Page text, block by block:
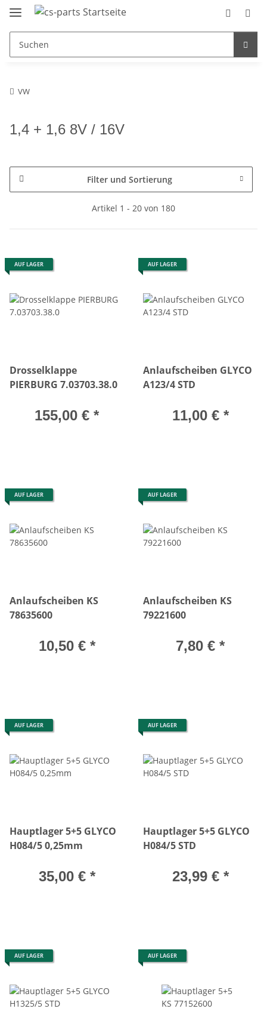
VW
1,4 + 1,6 8V / 16V
Filter und Sortierung
Artikel 1 - 20 von 180
AUF LAGER
Drosselklappe
PIERBURG 7.03703.38.0
155,00 € *
AUF LAGER
Anlaufscheiben GLYCO
A123/4 STD
11,00 € *
AUF LAGER
Anlaufscheiben KS
78635600
10,50 € *
AUF LAGER
Anlaufscheiben KS
79221600
7,80 € *
AUF LAGER
Hauptlager 5+5 GLYCO
H084/5 0,25mm
35,00 € *
AUF LAGER
Hauptlager 5+5 GLYCO
H084/5 STD
23,99 € *
AUF LAGER AUF LAGER